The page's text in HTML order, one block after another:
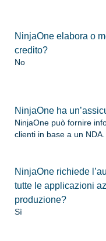
NinjaOne elabora o
credito?
No
NinjaOne ha
NinjaOne può fornire
clienti in base a un NDA.
NinjaOne richiede
tutte le applicazioni
produzione?
Sì